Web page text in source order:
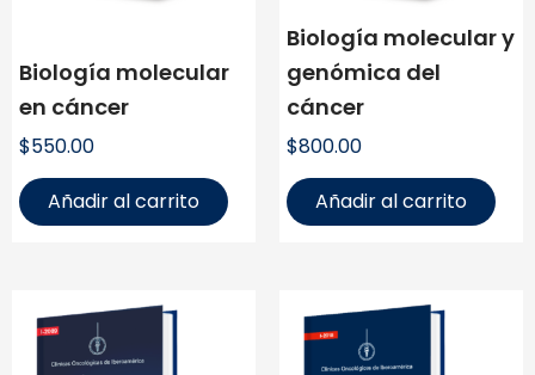
Biología molecular
en cáncer
$550.00
Añadir al carrito
Biología molecular y
genómica del
cáncer
$800.00
Añadir al carrito